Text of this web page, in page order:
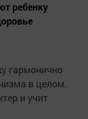
ребенку
гармонично
в целом.
и учит